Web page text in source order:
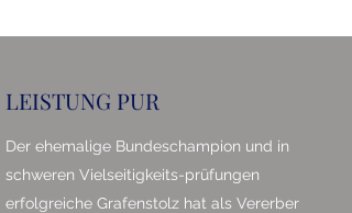
LEISTUNG PUR
Der ehemalige Bundeschampion und in
schweren Vielseitigkeits-prüfungen
erfolgreiche Grafenstolz hat als Vererber